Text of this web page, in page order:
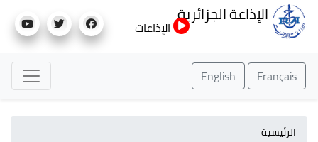
إلى
الإذاعة الجزائرية
الإذاعات
Français
English
الرئيسية